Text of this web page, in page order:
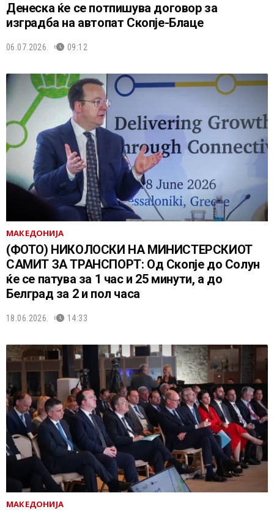
Денеска ќе се потпишува договор за
изградба на автопат Скопје-Блаце
06.07.2026. 09:12
МАКЕДОНИЈА
(ФОТО) НИКОЛОСКИ НА МИНИСТЕРСКИОТ
САМИТ ЗА ТРАНСПОРТ: Од Скопје до Солун
ќе се патува за 1 час и 25 минути, а до
Белград за 2 и пол часа
18.06.2026. 14:33
МАКЕДОНИЈА